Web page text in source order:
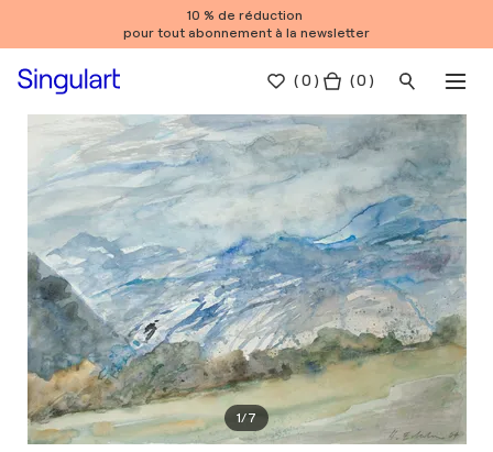
10 % de réduction
pour tout abonnement à la newsletter
(0 ) ( 0 )
1/7